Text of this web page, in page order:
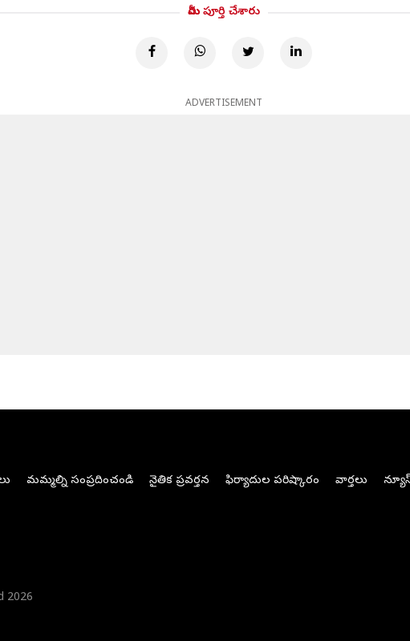
మీరు పూర్తి చేశారు
ADVERTISEMENT
మమ్మల్ని సంప్రదించండి నైతిక ప్రవర్తన ఫిర్యాదుల పరిష్కారం వార్తలు
2026